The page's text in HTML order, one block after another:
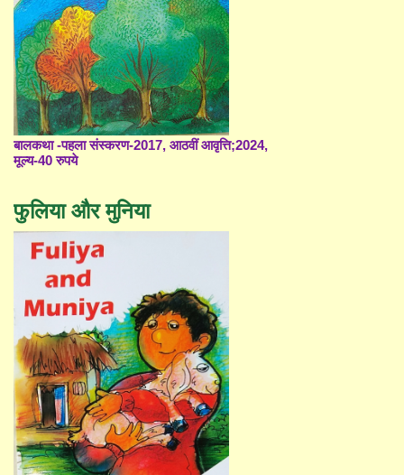
बालकथा -पहला संस्करण-2017, आठवीं आवृत्ति;2024,
मूल्य-40 रुपये
फुलिया और मुनिया